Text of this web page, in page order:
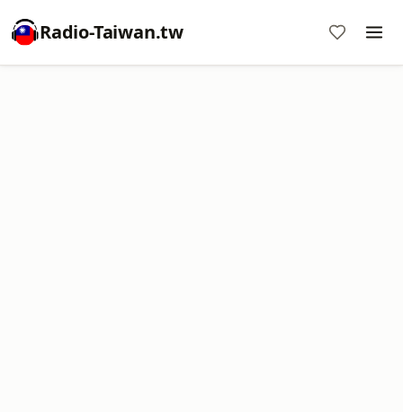
Radio-Taiwan.tw